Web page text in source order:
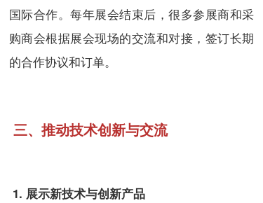
国际合作。每年展会结束后，很多参展商和采
购商会根据展会现场的交流和对接，签订长期
的合作协议和订单。
三、推动技术创新与交流
1. 展示新技术与创新产品